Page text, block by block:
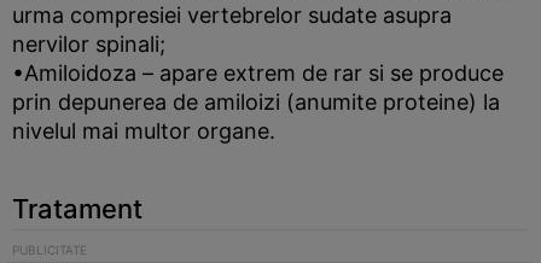
urma compresiei vertebrelor sudate asupra
nervilor spinali;
•Amiloidoza – apare extrem de rar si se produce
prin depunerea de amiloizi (anumite proteine) la
nivelul mai multor organe.
Tratament